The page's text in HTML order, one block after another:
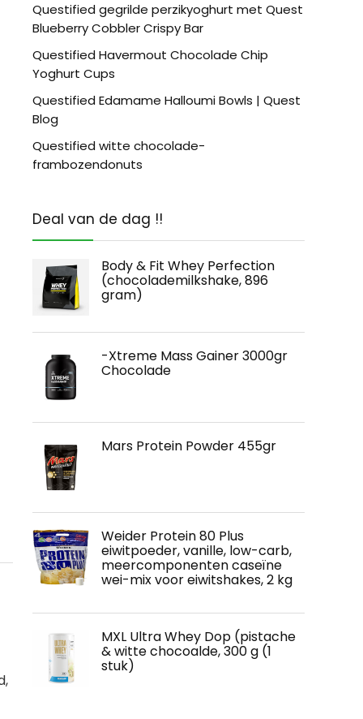
Questified gegrilde perzikyoghurt met Quest
Blueberry Cobbler Crispy Bar
Questified Havermout Chocolade Chip
Yoghurt Cups
Questified Edamame Halloumi Bowls | Quest
Blog
Questified witte chocolade-
frambozendonuts
Deal van de dag !!
Body & Fit Whey Perfection
(chocolademilkshake, 896
gram)
-Xtreme Mass Gainer 3000gr
Chocolade
Mars Protein Powder 455gr
Weider Protein 80 Plus
eiwitpoeder, vanille, low-carb,
meercomponenten caseïne
wei-mix voor eiwitshakes, 2 kg
MXL Ultra Whey Dop (pistache
& witte chocoalde, 300 g (1
stuk)